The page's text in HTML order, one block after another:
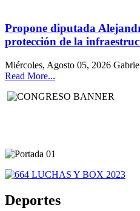
Propone diputada
protección de la
Miércoles, Agosto 05, 2026
Read More...
Deportes